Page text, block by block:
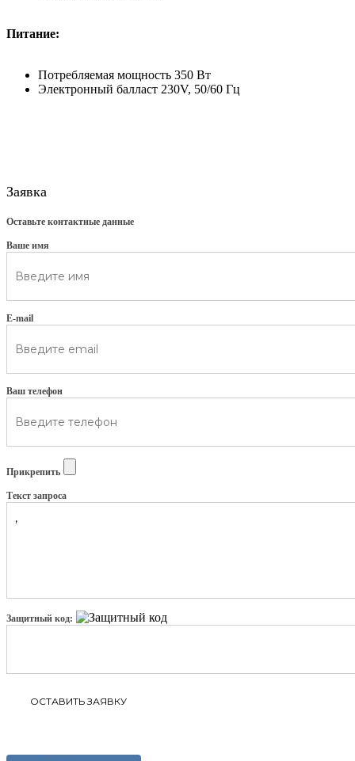
Питание:
Потребляемая мощность 350 Вт
Электронный балласт 230V, 50/60 Гц
Заявка
Оставьте контактные данные
Ваше имя
E-mail
Ваш телефон
Прикрепить
Текст запроса
Защитный код: